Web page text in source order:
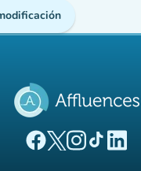
(nueva pestaña)
(nueva(nueva